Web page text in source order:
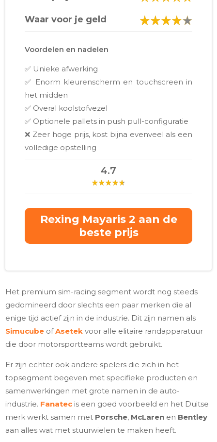
Waar voor je geld
Voordelen en nadelen
✅ Unieke afwerking
✅ Enorm kleurenscherm en touchscreen in
het midden
✅ Overal koolstofvezel
✅ Optionele pallets in push pull-configuratie
❌ Zeer hoge prijs, kost bijna evenveel als een
volledige opstelling
4.7
Rexing Mayaris 2 aan de
beste prijs
Het premium sim-racing segment wordt nog steeds
gedomineerd door slechts een paar merken die al
enige tijd actief zijn in de industrie. Dit zijn namen als
Simucube ofAsetek voor alle elitaire randapparatuur
die door motorsportteams wordt gebruikt.
Er zijn echter ook andere spelers die zich in het
topsegment begeven met specifieke producten en
samenwerkingen met grote namen in de auto-
industrie. Fanatec is een goed voorbeeld en het Duitse
merk werkt samen met Porsche, McLaren en Bentley
aan alles wat met stuurwielen te maken heeft.